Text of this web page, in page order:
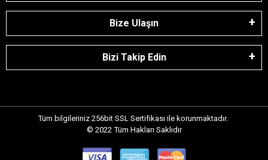
Bize Ulaşın
Bizi Takip Edin
Tüm bilgileriniz 256bit SSL Sertifikası ile korunmaktadır.
© 2022 Tüm Hakları Saklıdır